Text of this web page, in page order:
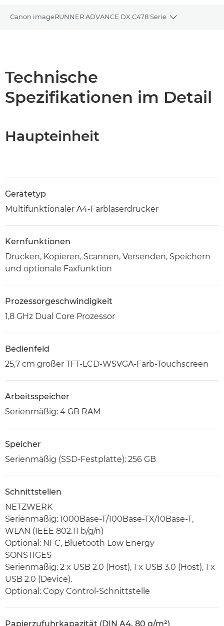
Canon imageRUNNER ADVANCE DX C478 Serie
Toggle
Technische
Spezifikationen im Detail
Haupteinheit
Gerätetyp
Multifunktionaler A4-Farblaserdrucker
Kernfunktionen
Drucken, Kopieren, Scannen, Versenden, Speichern
und optionale Faxfunktion
Prozessorgeschwindigkeit
1,8 GHz Dual Core Prozessor
Bedienfeld
25,7 cm großer TFT-LCD-WSVGA-Farb-Touchscreen
Arbeitsspeicher
Serienmäßig: 4 GB RAM
Speicher
Serienmäßig (SSD-Festplatte): 256 GB
Schnittstellen
NETZWERK
Serienmäßig: 1000Base-T/100Base-TX/10Base-T,
WLAN (IEEE 802.11 b/g/n)
Optional: NFC, Bluetooth Low Energy
SONSTIGES
Serienmäßig: 2 x USB 2.0 (Host), 1 x USB 3.0 (Host), 1 x
USB 2.0 (Device).
Optional: Copy Control-Schnittstelle
Papierzufuhrkapazität (DIN A4, 80 g/m²)